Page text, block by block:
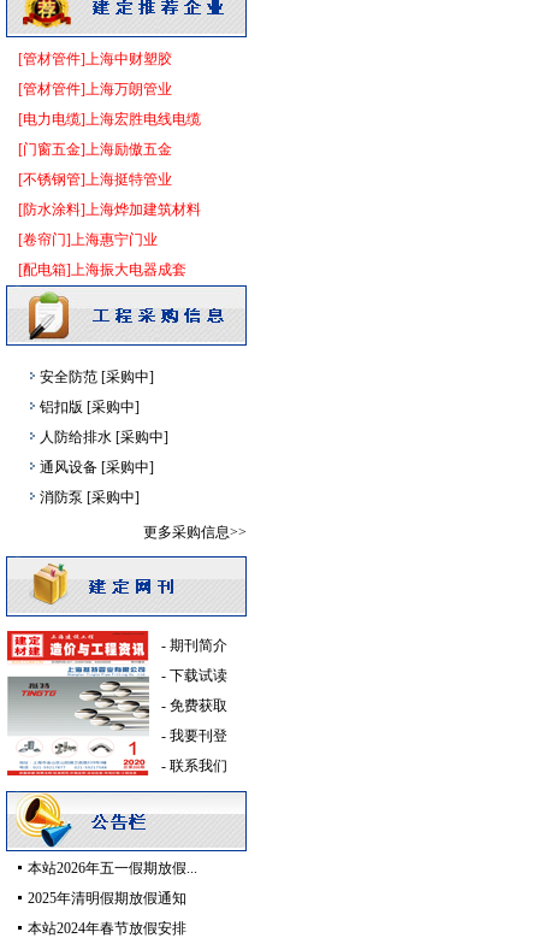
[管材管件]上海中财塑胶
[管材管件]上海万朗管业
[电力电缆]上海宏胜电线电缆
[门窗五金]上海励傲五金
[不锈钢管]上海挺特管业
[防水涂料]上海烨加建筑材料
[卷帘门]上海惠宁门业
[配电箱]上海振大电器成套
内外墙装饰材料 [采购中]
保温隔音材料 [采购中]
防静电地板 [采购中]
变配电 [采购中]
陶瓷制品洁净空调 [采购中]
防静电地板 [采购中]
墙地面砖 [采购中]
水泵
[采购中]
外墙装饰 [采购中]
室内给排水 [采购中]
消防火警 [采购中]
室内给排水 [采购中]
安全防范 [采购中]
铝扣版 [采购中]
人防给排水 [采购中]
通风设备 [采购中]
消防泵 [采购中]
[采购中]
高压电器 [采购中]
照明灯具 [采购中]
防火隔热 [采购中]
防雷接地 [采购中]
铝扣版 [采购中]
光源灯具 [采购中]
强弱电设施
[采购中]
防雷接地 [采购中]
墙地面砖 [采购中]
铝扣版 [采购中]
更多采购信息>>
- 期刊简介
- 下载试读
- 免费获取
- 我要刊登
- 联系我们
本站2026年五一假期放假...
2025年清明假期放假通知
本站2024年春节放假安排